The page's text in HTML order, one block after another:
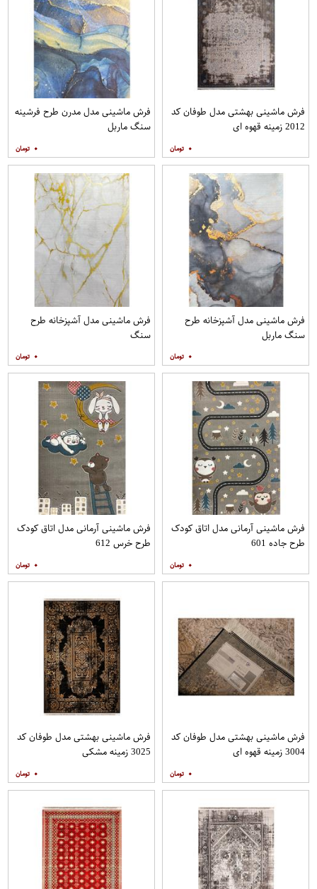
فرش ماشینی بهشتی مدل طوفان کد
2012 زمینه قهوه ای
۰
فرش ماشینی مدل مدرن طرح فرشینه
سنگ ماربل
۰
فرش ماشینی مدل آشپزخانه طرح
سنگ ماربل
۰
فرش ماشینی مدل آشپزخانه طرح
سنگ
۰
فرش ماشینی آرمانی مدل اتاق کودک
طرح جاده 601
۰
فرش ماشینی آرمانی مدل اتاق کودک
طرح خرس 612
۰
فرش ماشینی بهشتی مدل طوفان کد
3004 زمینه قهوه ای
۰
فرش ماشینی بهشتی مدل طوفان کد
3025 زمینه مشکی
۰